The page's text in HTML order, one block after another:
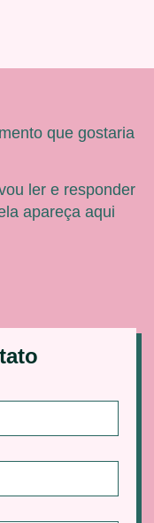
que gostaria
ler e responder
apareça aqui